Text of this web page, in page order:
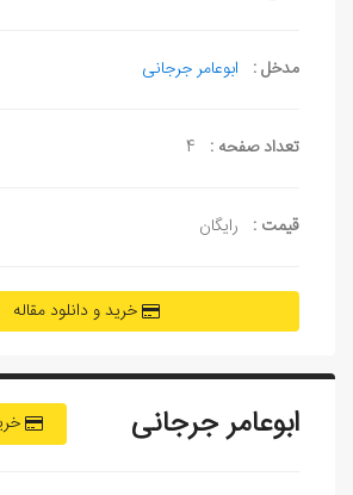
مدخل : ابوعامر جرجانی
تعداد صفحه : 4
قیمت : رایگان
خرید و دانلود مقاله
ابوعامر جرجانی